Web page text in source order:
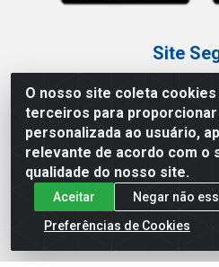
O nosso site coleta
terceiros para
personalizada ao usuário,
relevante de acordo com o
qualidade do nosso site.
Aceitar
Negar não
Preferências de Cookies
Site
Loja /
Tel.: (11)
Av Vautier, 587/597 -